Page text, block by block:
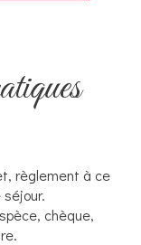
règlement à ce
chèque,